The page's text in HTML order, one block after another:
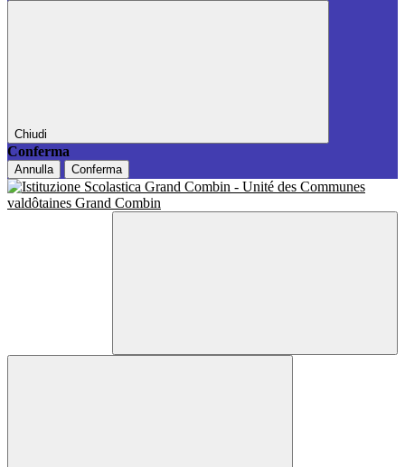
Chiudi
Conferma
Annulla Conferma